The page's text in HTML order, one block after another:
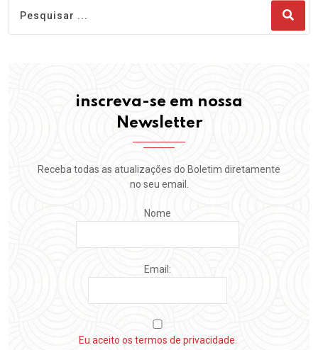
inscreva-se em nossa
Newsletter
Receba todas as atualizações do Boletim diretamente
no seu email.
Nome
Email:
Eu aceito os termos de privacidade.